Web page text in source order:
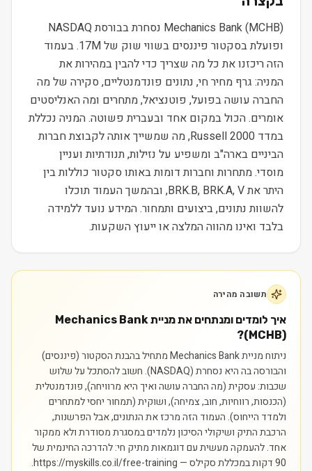
Mechanics Bank (MCHB) נסחרת בבורסת NASDAQ
ופועלת בסקטור פיננסים בשווי שוק של 17M. בעמוד
הזה ריכזנו את כל מה שצריך כדי להבין במהירות את
המניה: גרף מחיר חי, נתונים פונדמנטליים, סקירה של מה
החברה עושה בפועל, פוטנציאל, מתחרים ומה האנליסטים
אומרים. הכול במקום אחד ובעברית פשוטה. המניה נכללת
במדד Russell 2000, מה שמשייך אותה לקבוצת חברות
הביניים בארה"ב ומשפיע על נזילות, תנודתיות ועניין
מוסדי. מתחרות וחברות דומות באותו סקטור כוללות בין
היתר את BRK.B, BRK.A, V, ובהמשך העמוד תוכלו
להשוות נתונים, ביצועים ותמחור. המידע נועד ללמידה
בלבד ואינו מהווה המלצה או ייעוץ השקעות.
תשובה מהירה
איך לומדים ומנתחים את מניית Mechanics Bank
(MCHB)?
ניתוח מניית Mechanics Bank מתחיל בהבנת הסקטור (פיננסים)
והבורסה בה היא נסחרת (NASDAQ). חשוב להסתכל על שלוש
שכבות: עסקית (מה החברה עושה ואיך היא מרוויחה), פונדמנטלית
(הכנסות, רווחיות, חוב, צמיחה), ושוקית (תמחור יחסי למתחרים
ולמדד הייחוס). העמוד הזה מרכז את הנתונים, אבל הפרשנות,
הרכבת התיק ושיקולי הסיכון נלמדים במסגרת מסודרת ולא ממקור
אחד.להעמקה מעשית עם דוגמאות מתיק חי: להדרכה החינמית של
90 דקות במכללת סקילס — https://myskills.co.il/free-training.